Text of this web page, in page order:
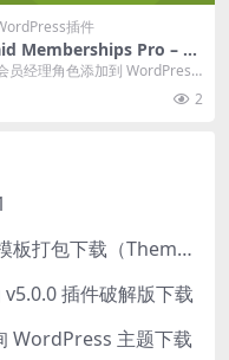
插件
Memberships Pro – M
Manager Role
员经理角色添加到 WordPress
2
Divi v5.1.1 wordpress主题模板打包下载（Theme + Builder+ Extra Theme + Templates + Layouts + PSD）
插件破解版下载
WordPress 主题下载